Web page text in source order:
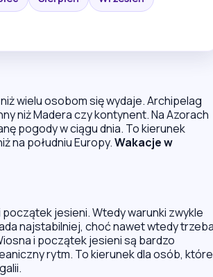
wielu osobom się wydaje. Archipelag
niż Madera czy kontynent. Na Azorach
pogody w ciągu dnia. To kierunek
na południu Europy.Wakacje w
jesieni. Wtedy warunki zwykle
najstabilniej, choć nawet wtedy
i początek jesieni są bardzo
rytm. To kierunek dla osób, które